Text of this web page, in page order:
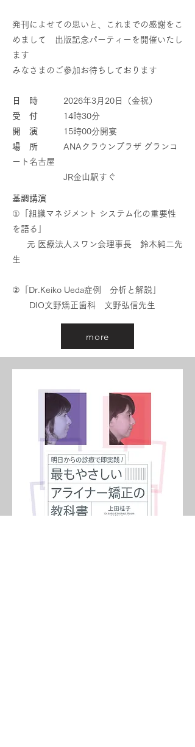
発刊によせての思いと、これまでの感謝をこ
めまして 出版記念パーティーを開催いたし
ます
みなさまの​ご参加お待ちしております
日 時 2026年3月20日（金祝）
受 付 14時30分
開 演 15時00分開宴
場 所 ANAクラウンプラザ グランコ
ート名古屋
​ JR金山駅すぐ
​基調講演
​①「組織マネジメント システム化の重要性
を語る」
元 医療法人スワン会理事長 鈴木純二先
生
②「Dr.Keiko Ueda症例 分析と解説」
​ DIO文野矯正歯科 文野弘信先生
more